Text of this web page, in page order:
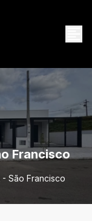
Francisco
- São Francisco